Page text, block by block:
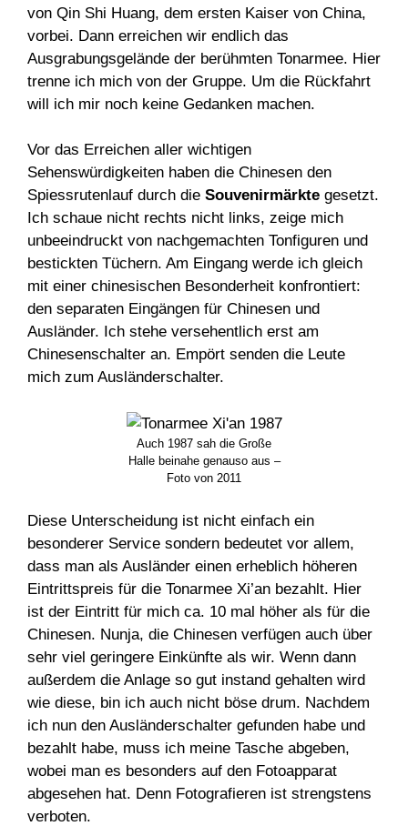
von Qin Shi Huang, dem ersten Kaiser von China,
vorbei. Dann erreichen wir endlich das
Ausgrabungsgelände der berühmten Tonarmee. Hier
trenne ich mich von der Gruppe. Um die Rückfahrt
will ich mir noch keine Gedanken machen.
Vor das Erreichen aller wichtigen
Sehenswürdigkeiten haben die Chinesen den
Spiessrutenlauf durch die Souvenirmärkte gesetzt.
Ich schaue nicht rechts nicht links, zeige mich
unbeeindruckt von nachgemachten Tonfiguren und
bestickten Tüchern. Am Eingang werde ich gleich
mit einer chinesischen Besonderheit konfrontiert:
den separaten Eingängen für Chinesen und
Ausländer. Ich stehe versehentlich erst am
Chinesenschalter an. Empört senden die Leute
mich zum Ausländerschalter.
Auch 1987 sah die Große
Halle beinahe genauso aus –
Foto von 2011
Diese Unterscheidung ist nicht einfach ein
besonderer Service sondern bedeutet vor allem,
dass man als Ausländer einen erheblich höheren
Eintrittspreis für die Tonarmee Xi’an bezahlt. Hier
ist der Eintritt für mich ca. 10 mal höher als für die
Chinesen. Nunja, die Chinesen verfügen auch über
sehr viel geringere Einkünfte als wir. Wenn dann
außerdem die Anlage so gut instand gehalten wird
wie diese, bin ich auch nicht böse drum. Nachdem
ich nun den Ausländerschalter gefunden habe und
bezahlt habe, muss ich meine Tasche abgeben,
wobei man es besonders auf den Fotoapparat
abgesehen hat. Denn Fotografieren ist strengstens
verboten.